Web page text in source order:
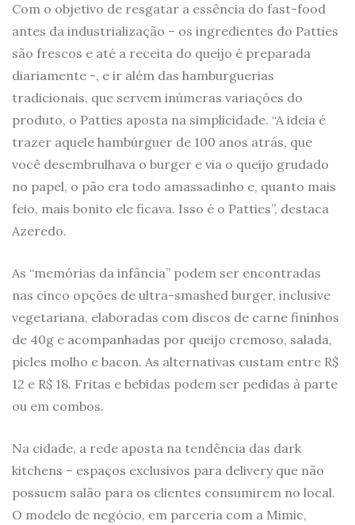
Com o objetivo de resgatar a essência do fast-food
antes da industrialização – os ingredientes do Patties
são frescos e até a receita do queijo é preparada
diariamente -, e ir além das hamburguerias
tradicionais, que servem inúmeras variações do
produto, o Patties aposta na simplicidade. “A ideia é
trazer aquele hambúrguer de 100 anos atrás, que
você desembrulhava o burger e via o queijo grudado
no papel, o pão era todo amassadinho e, quanto mais
feio, mais bonito ele ficava. Isso é o Patties”, destaca
Azeredo.
As “memórias da infância” podem ser encontradas
nas cinco opções de ultra-smashed burger, inclusive
vegetariana, elaboradas com discos de carne fininhos
de 40g e acompanhadas por queijo cremoso, salada,
picles molho e bacon. As alternativas custam entre R$
12 e R$ 18. Fritas e bebidas podem ser pedidas à parte
ou em combos.
Na cidade, a rede aposta na tendência das dark
kitchens – espaços exclusivos para delivery que não
possuem salão para os clientes consumirem no local.
O modelo de negócio, em parceria com a Mimic,